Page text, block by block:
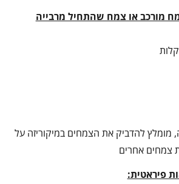
מורכב או צמח שהתחיל מרבייה
להדביק את הצמחים במיקוריזה על
צמחים אחרים
פיראטית: